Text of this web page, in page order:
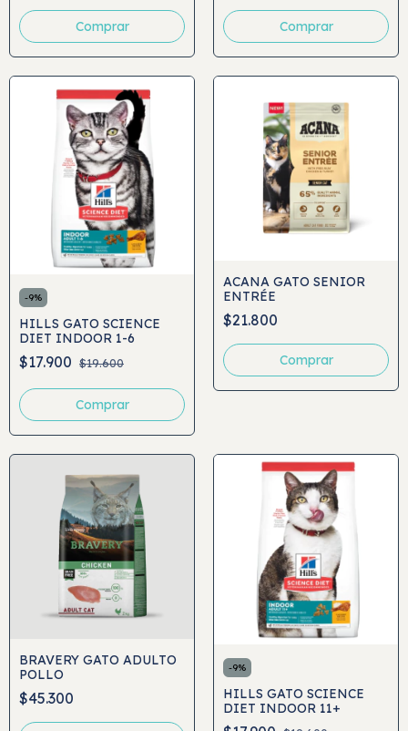
Comprar Comprar
-9%
HILLS GATO SCIENCE
DIET INDOOR 1-6
$17.900 $19.600
Comprar
ACANA GATO SENIOR
ENTRÉE
$21.800
Comprar
BRAVERY GATO ADULTO
POLLO
$45.300
-9%
HILLS GATO SCIENCE
DIET INDOOR 11+